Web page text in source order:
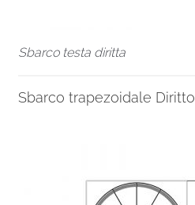
Sbarco testa diritta
Sbarco trapezoidale Diritto